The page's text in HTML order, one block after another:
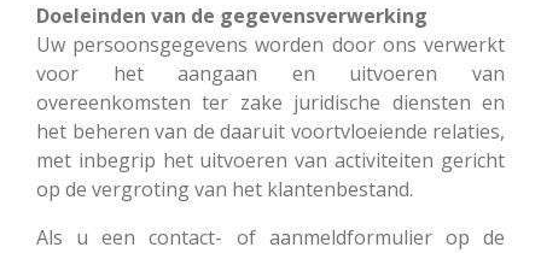
Doeleinden van de gegevensverwerking
Uw persoonsgegevens worden door ons verwerkt
voor het aangaan en uitvoeren van
overeenkomsten ter zake juridische diensten en
het beheren van de daaruit voortvloeiende relaties,
met inbegrip het uitvoeren van activiteiten gericht
op de vergroting van het klantenbestand.
Als u een contact- of aanmeldformulier op de